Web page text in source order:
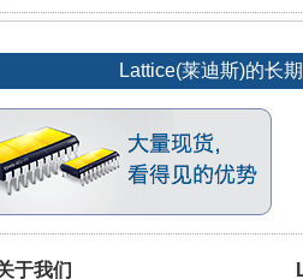
Lattice(莱迪斯)的长
于我们